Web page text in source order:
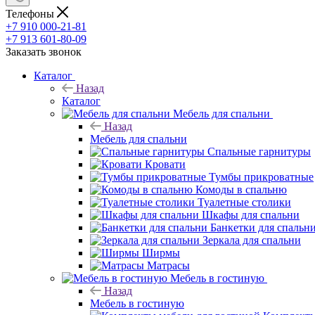
Телефоны
+7 910 000-21-81
+7 913 601-80-09
Заказать звонок
Каталог
Назад
Каталог
Мебель для спальни
Назад
Мебель для спальни
Спальные гарнитуры
Кровати
Тумбы прикроватные
Комоды в спальню
Туалетные столики
Шкафы для спальни
Банкетки для
Зеркала для спальни
Ширмы
Матрасы
Мебель в гостиную
Назад
Мебель в гостиную